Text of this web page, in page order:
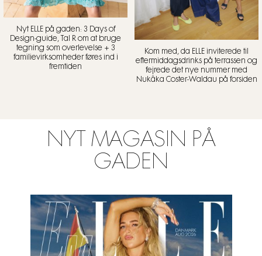
Nyt ELLE på gaden: 3 Days of
Design-guide, Tal R om at bruge
tegning som overlevelse + 3
familievirksomheder føres ind i
fremtiden
Kom med, da ELLE inviterede til
eftermiddagsdrinks på terrassen og
fejrede det nye nummer med
Nukâka Coster-Waldau på forsiden
NYT MAGASIN PÅ
GADEN